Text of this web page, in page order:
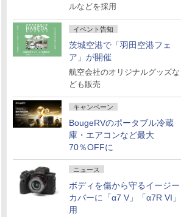
ルなどを採用
イベント告知
茨城空港で「羽田空港フェ
ア」が開催
航空会社のオリジナルグッズな
ども販売
キャンペーン
BougeRVのポータブル冷蔵
庫・エアコンなど最大
70％OFFに
ニュース
ボディを傷から守るイージー
カバーに「α7 V」「α7R VI」
用